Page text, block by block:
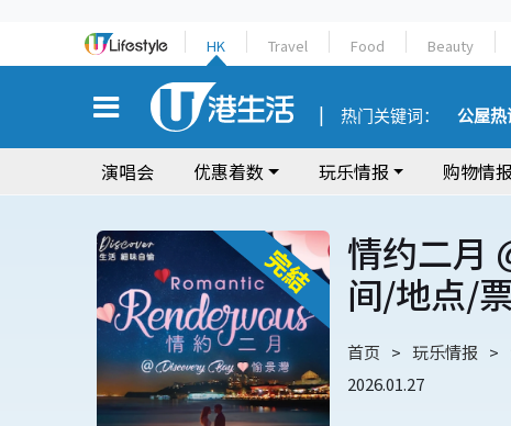
HK Travel Food Beauty
热门关键词： 公屋热
演唱会 优惠着数 玩乐情报 购物情报
情约二月
间/地点/
首页 玩乐情报
2026.01.27